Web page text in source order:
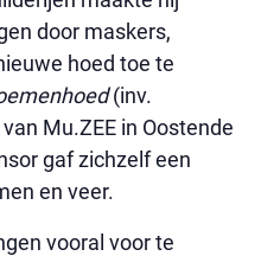
door maskers,
hoed toe te
(inv.
Mu.ZEE in Oostende
gaf zichzelf een
en veer.
vooral voor te